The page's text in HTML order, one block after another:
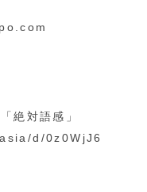
絶対語感」
d/0z0WjJ6